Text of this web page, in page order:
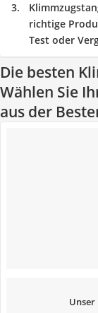
richtige
Test oder
Die besten
Wählen Sie
aus der